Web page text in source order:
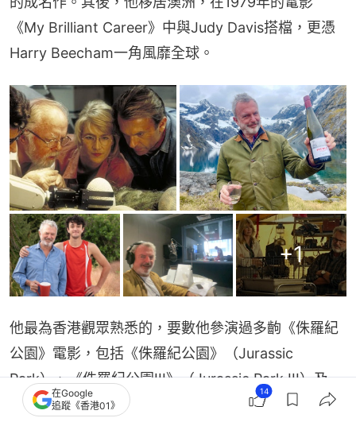
《My Brilliant Career》中與Judy Davis搭檔，更憑
Harry Beecham一角風靡全球。
+1
他最為香港觀眾熟悉的，要數他參演過多齣《侏羅紀
公園》電影，包括《侏羅紀公園》（Jurassic
Park）、《侏羅紀公園III》（Jurassic Park III）及
《侏羅紀世界：統治霸權》（Jurassic World
在Google
追蹤《香港01》
14